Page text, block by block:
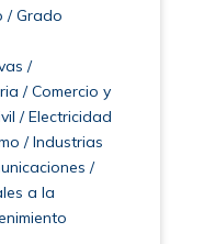
/ Grado
/
/ Comercio y
/ Electricidad
/ Industrias
/
a la